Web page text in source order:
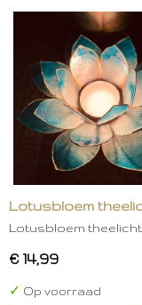
Lotusbloem
Lotusbloem
€ 14,99
✓ Op voorraad